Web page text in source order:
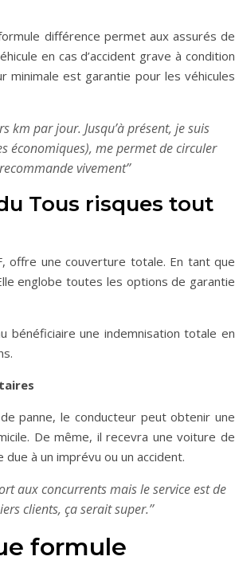
différence permet aux assurés de
en cas d’accident grave à condition
minimale est garantie pour les véhicules
km par jour. Jusqu’à présent, je suis
économiques), me permet de circuler
vivement’’
Tous risques tout
offre une couverture totale. En tant que
englobe toutes les options de garantie
bénéficiaire une indemnisation totale en
panne, le conducteur peut obtenir une
De même, il recevra une voiture de
à un imprévu ou un accident.
aux concurrents mais le service est de
clients, ça serait super.’’
formule